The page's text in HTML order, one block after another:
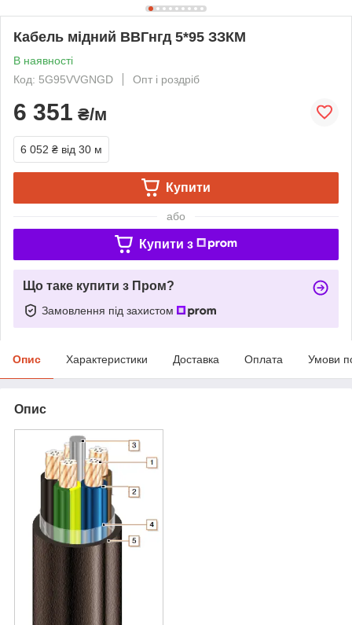
Кабель мідний ВВГнгд 5*95 ЗЗКМ
В наявності
Код: 5G95VVGNGD
Опт і роздріб
6 351 ₴/м
6 052 ₴ від 30 м
Купити
або
Купити з
Що таке купити з Пром?
Замовлення під захистом
Опис Характеристики Доставка Оплата Умови
Опис